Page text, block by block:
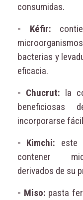
consumidas.
- Kéfir:
bacterias y
eficacia.
- Chucrut: la
beneficiosas
incorporarse
- Kimchi: este
contener
derivados de su
- Miso: pasta